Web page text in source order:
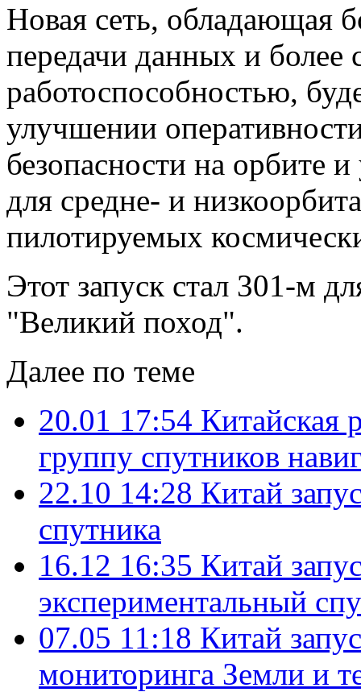
Новая сеть, обладающая
передачи данных и более
работоспособностью,
улучшении
безопасности на орбите
для средне- и
пилотируемых
Этот запуск стал 301-м
"Великий поход".
Далее по теме
20.01 17:54 Китайская
группу спутников
22.10 14:28 Китай
спутника
16.12 16:35 Китай
экспериментальный
07.05 11:18 Китай
мониторинга Земли и